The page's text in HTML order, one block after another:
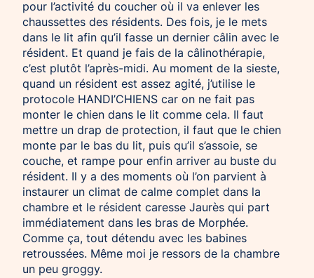
pour l’activité du coucher où il va enlever les
chaussettes des résidents. Des fois, je le mets
dans le lit afin qu’il fasse un dernier câlin avec le
résident. Et quand je fais de la câlinothérapie,
c’est plutôt l’après-midi. Au moment de la sieste,
quand un résident est assez agité, j’utilise le
protocole HANDI’CHIENS car on ne fait pas
monter le chien dans le lit comme cela. Il faut
mettre un drap de protection, il faut que le chien
monte par le bas du lit, puis qu’il s’assoie, se
couche, et rampe pour enfin arriver au buste du
résident. Il y a des moments où l’on parvient à
instaurer un climat de calme complet dans la
chambre et le résident caresse Jaurès qui part
immédiatement dans les bras de Morphée.
Comme ça, tout détendu avec les babines
retroussées. Même moi je ressors de la chambre
un peu groggy.